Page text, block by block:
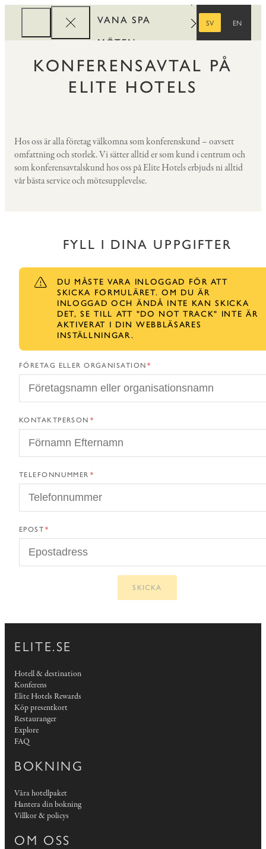
VANA SPA
MÖTEN
FÖRETAG
REWARDS
SV
EN
KONFERENSAVTAL PÅ
ELITE HOTELS
Hos oss är alla företag välkomna som konferenskund – oavsett
omfattning och storlek. Vi sätter alltid er som kund i centrum och
som konferensavtalskund hos oss på Elite Hotels erbjuds ni alltid
vår bästa service och mötesupplevelse.
FYLL I DINA UPPGIFTER
DU MÅSTE VARA INLOGGAD FÖR ATT
SKICKA FORMULÄRET. OM DU ÄR
INLOGGAD OCH ÄNDÅ INTE KAN SKICKA
DET, SE TILL ATT "DO NOT TRACK" INTE ÄR
AKTIVERAT I DIN WEBBLÄSARES
INSTÄLLNINGAR.
FÖRETAG ELLER ORGANISATION
KONTAKTPERSON
TELEFONNUMMER
EPOST
SKICKA
ELITE.SE
Hotell & destination
Konferens
Elite Hotels Rewards
Köp presentkort
Restauranger
Explore
FAQ
BOKNING
Våra hotellpaket
Hantera din bokning
Villkor & policys
OM OSS